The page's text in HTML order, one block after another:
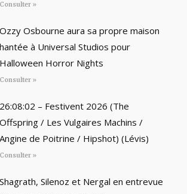
Consulter »
Ozzy Osbourne aura sa propre maison
hantée à Universal Studios pour
Halloween Horror Nights
Consulter »
26:08:02 – Festivent 2026 (The
Offspring / Les Vulgaires Machins /
Angine de Poitrine / Hipshot) (Lévis)
Consulter »
Shagrath, Silenoz et Nergal en entrevue